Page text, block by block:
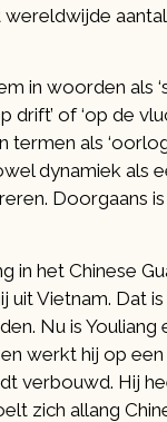
in woorden als
drift’ of ‘op de
als
dynamiek als
Doorgaans
in het Chinese
uit Vietnam. Dat
Nu is Youliang
werkt hij op
verbouwd. Hij
zich allang